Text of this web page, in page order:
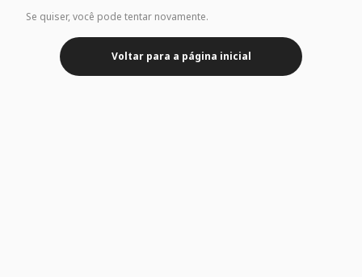
Se quiser, você pode tentar novamente.
Voltar para a página inicial